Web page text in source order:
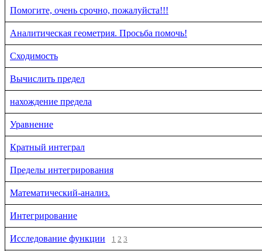
Помогите, очень срочно, пожалуйста!!!
Аналитическая геометрия. Просьба помочь!
Сходимость
Вычислить предел
нахождение предела
Уравнение
Кратный интеграл
Пределы интегрирования
Математический-анализ.
Интегрирование
Исследование функции 1 2 3